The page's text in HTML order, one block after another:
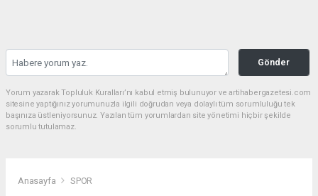
Gönder
Yorum yazarak Topluluk Kuralları’nı kabul etmiş bulunuyor ve artihabergazetesi.com
sitesine yaptığınız yorumunuzla ilgili doğrudan veya dolaylı tüm sorumluluğu tek
başınıza üstleniyorsunuz. Yazılan tüm yorumlardan site yönetimi hiçbir şekilde
sorumlu tutulamaz.
Anasayfa SPOR